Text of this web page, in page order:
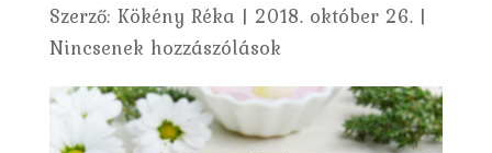
Szerző: Kökény Réka | 2018. október 26.|
Nincsenek hozzászólások